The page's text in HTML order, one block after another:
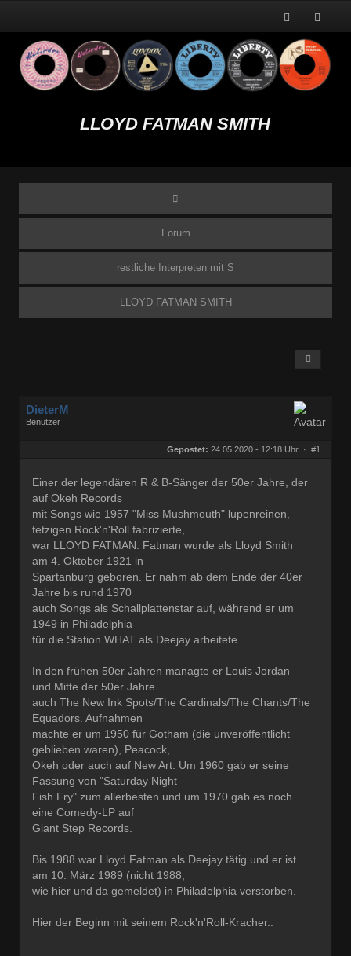
LLOYD FATMAN SMITH
Forum
restliche Interpreten mit S
LLOYD FATMAN SMITH
DieterM
Benutzer
Gepostet: 24.05.2020 - 12:18 Uhr · #1
Einer der legendären R & B-Sänger der 50er Jahre, der
auf Okeh Records
mit Songs wie 1957 "Miss Mushmouth" lupenreinen,
fetzigen Rock'n'Roll fabrizierte,
war LLOYD FATMAN. Fatman wurde als Lloyd Smith
am 4. Oktober 1921 in
Spartanburg geboren. Er nahm ab dem Ende der 40er
Jahre bis rund 1970
auch Songs als Schallplattenstar auf, während er um
1949 in Philadelphia
für die Station WHAT als Deejay arbeitete.
In den frühen 50er Jahren managte er Louis Jordan
und Mitte der 50er Jahre
auch The New Ink Spots/The Cardinals/The Chants/The
Equadors. Aufnahmen
machte er um 1950 für Gotham (die unveröffentlicht
geblieben waren), Peacock,
Okeh oder auch auf New Art. Um 1960 gab er seine
Fassung von "Saturday Night
Fish Fry" zum allerbesten und um 1970 gab es noch
eine Comedy-LP auf
Giant Step Records.
Bis 1988 war Lloyd Fatman als Deejay tätig und er ist
am 10. März 1989 (nicht 1988,
wie hier und da gemeldet) in Philadelphia verstorben.
Hier der Beginn mit seinem Rock'n'Roll-Kracher..